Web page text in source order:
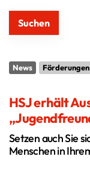
News Förderungen
HSJ erhält
Setzen auch Sie
Menschen in